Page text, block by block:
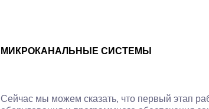
МИКРОКАНАЛЬНЫЕ СИСТЕМЫ
Сейчас мы можем сказать, что первый этап